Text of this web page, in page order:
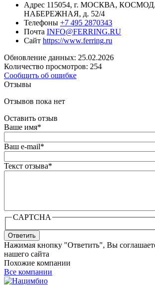
Адрес 115054, г. МОСКВА,
НАБЕРЕЖНАЯ, д. 52/4
Телефоны +7 495 2870343
Почта INFO@FERRING.RU
Сайт https://www.ferring.ru
Обновление данных: 25.02.2026
Количество просмотров: 254
Сообщить об ошибке
Отзывы
Отзывов пока нет
Оставить отзыв
Ваше имя*
Ваш e-mail*
Текст отзыва*
CAPTCHA
Ответить
Нажимая кнопку "Ответить", Вы
нашего сайта
Похожие компании
Все компании